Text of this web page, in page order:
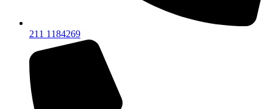
211 1184269